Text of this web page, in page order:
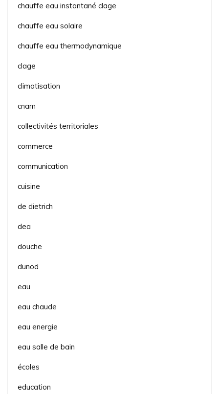
chauffe eau instantané clage
chauffe eau solaire
chauffe eau thermodynamique
clage
climatisation
cnam
collectivités territoriales
commerce
communication
cuisine
de dietrich
dea
douche
dunod
eau
eau chaude
eau energie
eau salle de bain
écoles
education